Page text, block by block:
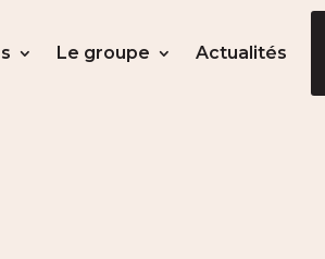
Le groupe Actualités